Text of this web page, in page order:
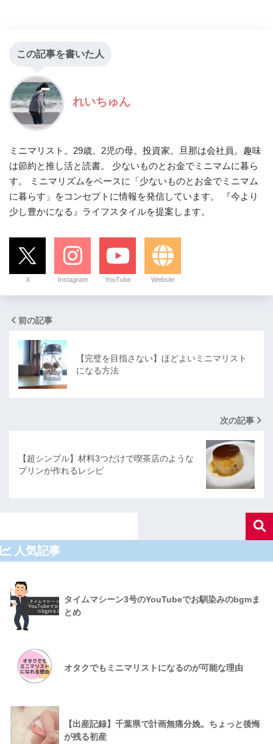
この記事を書いた人
れいちゅん
ミニマリスト。29歳。2児の母。投資家。旦那は会社員。趣味
は節約と推し活と読書。 少ないものとお金でミニマムに暮ら
す。 ミニマリズムをベースに「少ないものとお金でミニマム
に暮らす」をコンセプトに情報を発信しています。 『今より
少し豊かになる』ライフスタイルを提案します。
X Instagram YouTube Website
前の記事
【完璧を目指さない】ほどよいミニマリスト
になる方法
次の記事
【超シンプル】材料3つだけで喫茶店のような
プリンが作れるレシピ
人気記事
タイムマシーン3号のYouTubeでお馴染みのbgmま
とめ
オタクでもミニマリストになるのが可能な理由
【出産記録】千葉県で計画無痛分娩。ちょっと後悔
が残る初産